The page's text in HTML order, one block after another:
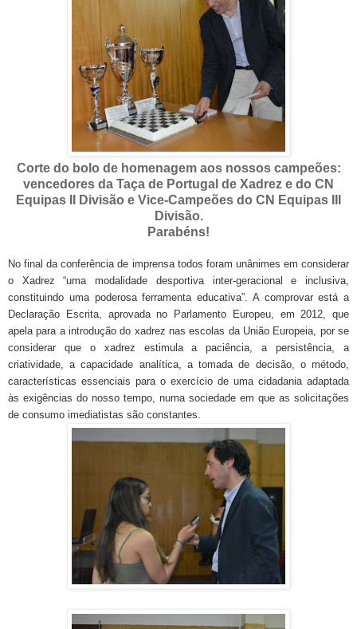
Corte do bolo de homenagem aos nossos campeões:
vencedores da Taça de Portugal de Xadrez e do CN
Equipas II Divisão e Vice-Campeões do CN Equipas III
Divisão.
Parabéns!
No final da conferência de imprensa todos foram unânimes em considerar
o Xadrez “uma modalidade desportiva inter-geracional e inclusiva,
constituindo uma poderosa ferramenta educativa”. A comprovar está a
Declaração Escrita, aprovada no Parlamento Europeu, em 2012, que
apela para a introdução do xadrez nas escolas da União Europeia, por se
considerar que o xadrez estimula a paciência, a persistência, a
criatividade, a capacidade analítica, a tomada de decisão, o método,
características essenciais para o exercício de uma cidadania adaptada
às exigências do nosso tempo, numa sociedade em que as solicitações
de consumo imediatistas são constantes.